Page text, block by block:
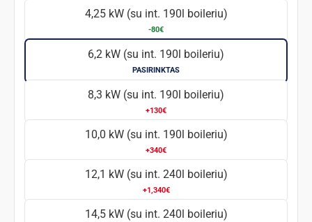
4,25 kW (su int. 190l boileriu)
-80€
6,2 kW (su int. 190l boileriu)
PASIRINKTAS
8,3 kW (su int. 190l boileriu)
+130€
10,0 kW (su int. 190l boileriu)
+340€
12,1 kW (su int. 240l boileriu)
+1,340€
14,5 kW (su int. 240l boileriu)